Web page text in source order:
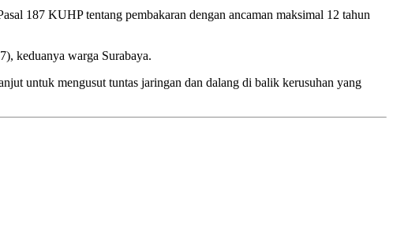
187 KUHP tentang pembakaran dengan ancaman maksimal 12 tahun
keduanya warga Surabaya.
untuk mengusut tuntas jaringan dan dalang di balik kerusuhan yang